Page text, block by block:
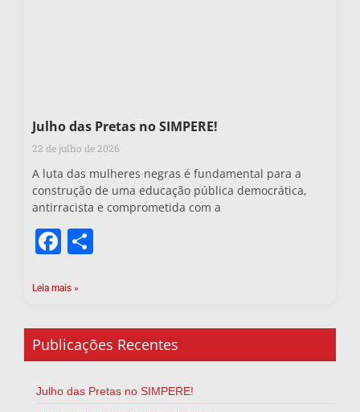
Julho das Pretas no SIMPERE!
22 de julho de 2026
A luta das mulheres negras é fundamental para a
construção de uma educação pública democrática,
antirracista e comprometida com a
Facebook
Leia mais »
Publicações Recentes
Julho das Pretas no SIMPERE!